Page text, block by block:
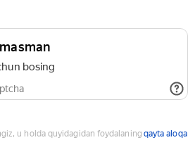
bosing
u holda quyidagidan foydalaning qayta aloqa